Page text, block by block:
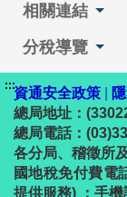
相關連結
分稅導覽
:::資通安全政策
總局地址：
總局電話：
各分局、稽徵所
國地稅免付費電
提供服務) ；手